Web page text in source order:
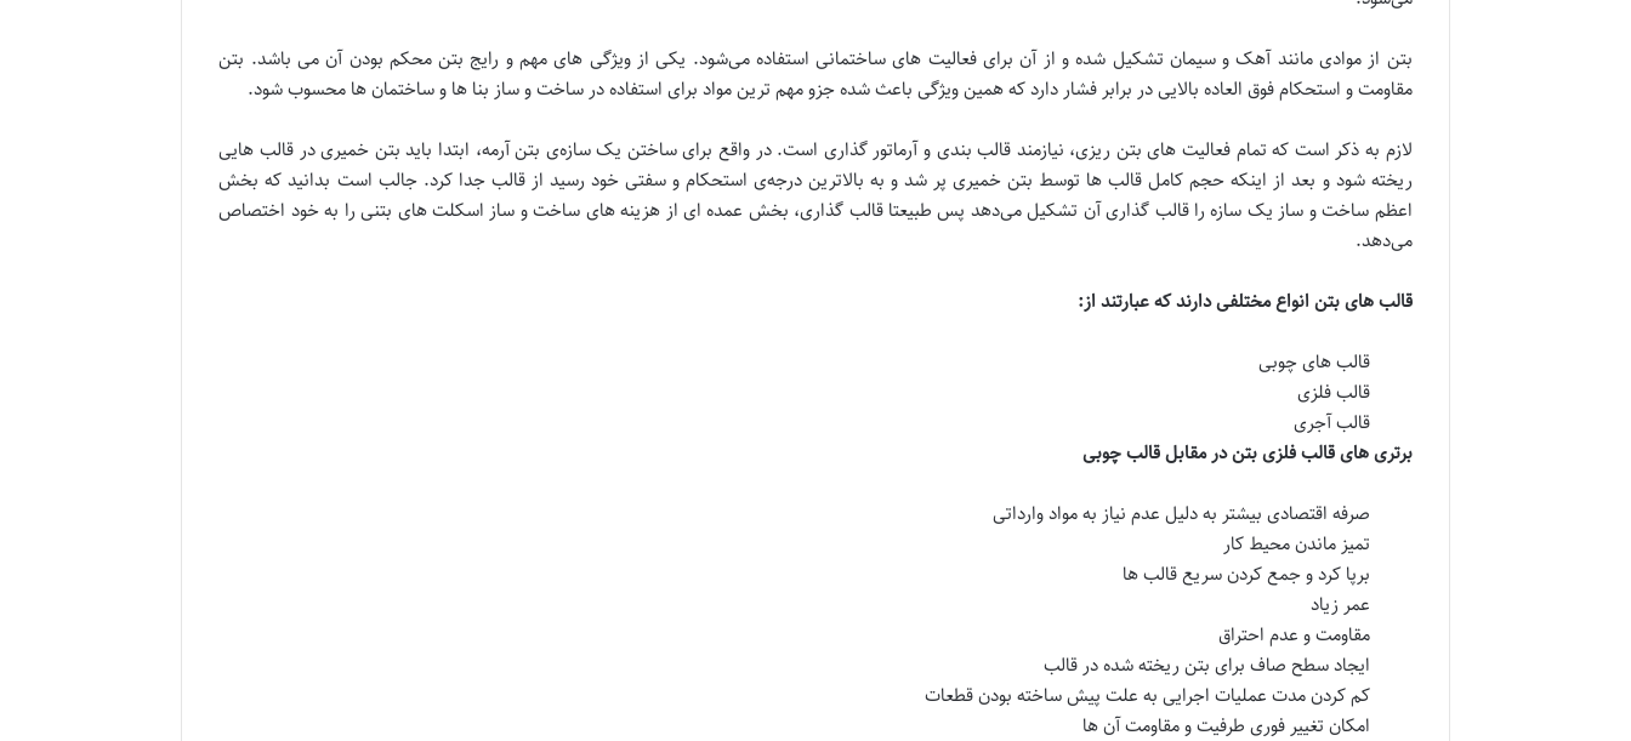
بتن از موادی مانند آهک و سیمان تشکیل شده و از آن برای فعالیت های ساختمانی استفاده می‌شود. یکی از ویژگی های مهم و رایج بتن محکم بودن آن می باشد. بتن
مقاومت و استحکام فوق العاده بالایی در برابر فشار دارد که همین ویژگی باعث شده جزو مهم ترین مواد برای استفاده در ساخت و ساز بنا ها و ساختمان ها محسوب شود.
لازم به ذکر است که تمام فعالیت های بتن ریزی، نیازمند قالب بندی و آرماتور گذاری است. در واقع برای ساختن یک سازه‌ی بتن آرمه، ابتدا باید بتن خمیری در قالب هایی
ریخته شود و بعد از اینکه حجم کامل قالب ها توسط بتن خمیری پر شد و به بالاترین درجه‌ی استحکام و سفتی خود رسید از قالب جدا کرد. جالب است بدانید که بخش
اعظم ساخت و ساز یک سازه را قالب گذاری آن تشکیل می‌دهد پس طبیعتا قالب گذاری، بخش عمده ا‌ی از هزینه های ساخت و ساز اسکلت های بتنی را به خود اختصاص
می‌دهد.
قالب های بتن انواع مختلفی دارند که عبارتند از:
قالب های چوبی
قالب فلزی
قالب آجری
برتری های قالب فلزی بتن در مقابل قالب چوبی
صرفه اقتصادی بیشتر به دلیل عدم نیاز به مواد وارداتی
تمیز ماندن محیط کار
برپا کرد و جمع کردن سریع قالب ها
عمر زیاد
مقاومت و عدم احتراق
ایجاد سطح صاف برای بتن ریخته شده در قالب
کم کردن مدت عملیات اجرایی به علت پیش ساخته بودن قطعات
امکان تغییر فوری طرفیت و مقاومت آن ها